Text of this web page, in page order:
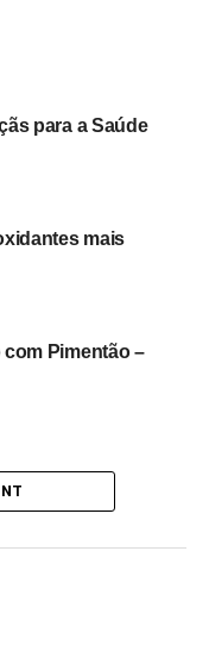
para a Saúde
mais
com Pimentão –